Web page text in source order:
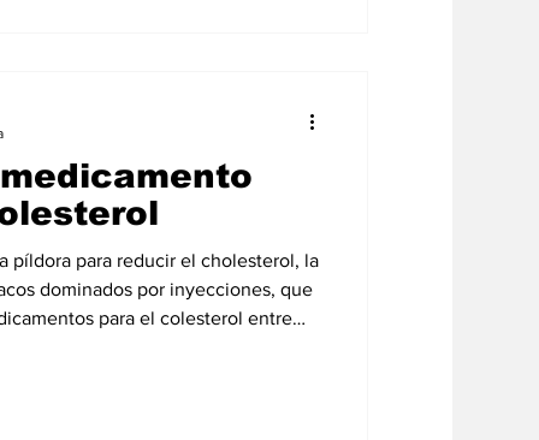
píldora para reducir el cholesterol, la
dominados por inyecciones, que
para el colesterol entre